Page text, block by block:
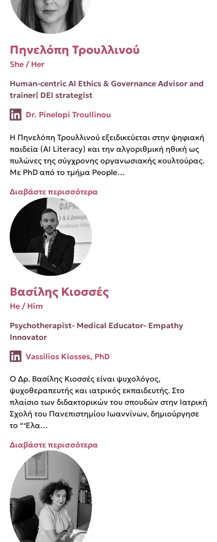
Πηνελόπη Τρουλλινού
She / Her
Human-centric AI Ethics & Governance Advisor and
trainer| DEI strategist
Dr. Pinelopi Troullinou
Η Πηνελόπη Τρουλλινού εξειδικεύεται στην ψηφιακή
παιδεία (AI Literacy) και την αλγοριθμική ηθική ως
πυλώνες της σύγχρονης οργανωσιακής κουλτούρας.
Με PhD από το τμήμα People…
Διαβάστε περισσότερα
Βασίλης Κιοσσές
He / Him
Psychotherapist- Medical Educator- Empathy
Innovator
Vassilios Kiosses, PhD
Ο Δρ. Βασίλης Κιοσσές είναι ψυχολόγος,
ψυχοθεραπευτής και ιατρικός εκπαιδευτής. Στο
πλαίσιο των διδακτορικών του σπουδών στην Ιατρική
Σχολή του Πανεπιστημίου Ιωαννίνων, δημιούργησε
το “‘Ελα…
Διαβάστε περισσότερα